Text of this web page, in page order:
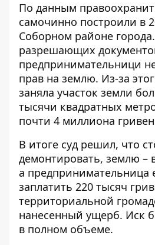
По данным
самочинно построили в
Соборном районе
разрешающих
предпринимательници
прав на землю. Из-за
заняла участок земли
тысячи квадратных
почти 4 миллиона
В итоге суд решил, что
демонтировать, землю –
а предпринимательница
заплатить 220 тысяч
территориальной
нанесенный ущерб. Иск
в полном объеме.